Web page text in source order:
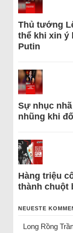
Thủ tướng
thể khi xin ý
Putin
Sự nhục
nhũng khi
Hàng triệu
thành chuột
NEUESTE
Long Rồng